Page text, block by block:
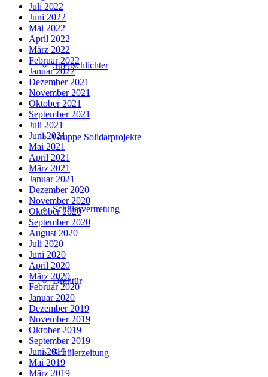
Streitschlichter
Gruppe Solidarprojekte
Schülervertretung
Drehtür
Schülerzeitung
Juli 2022
Juni 2022
Mai 2022
April 2022
März 2022
Februar 2022
Januar 2022
Dezember 2021
November 2021
Oktober 2021
September 2021
Juli 2021
Juni 2021
Mai 2021
April 2021
März 2021
Januar 2021
Dezember 2020
November 2020
Oktober 2020
September 2020
August 2020
Juli 2020
Juni 2020
April 2020
März 2020
Februar 2020
Januar 2020
Dezember 2019
November 2019
Oktober 2019
September 2019
Juni 2019
Mai 2019
März 2019